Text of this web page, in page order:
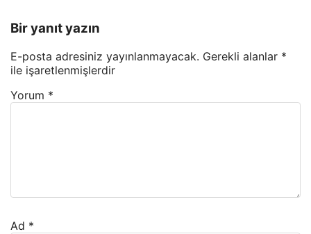
Bir yanıt yazın
E-posta adresiniz yayınlanmayacak. Gerekli alanlar *
ile işaretlenmişlerdir
Yorum *
Ad *